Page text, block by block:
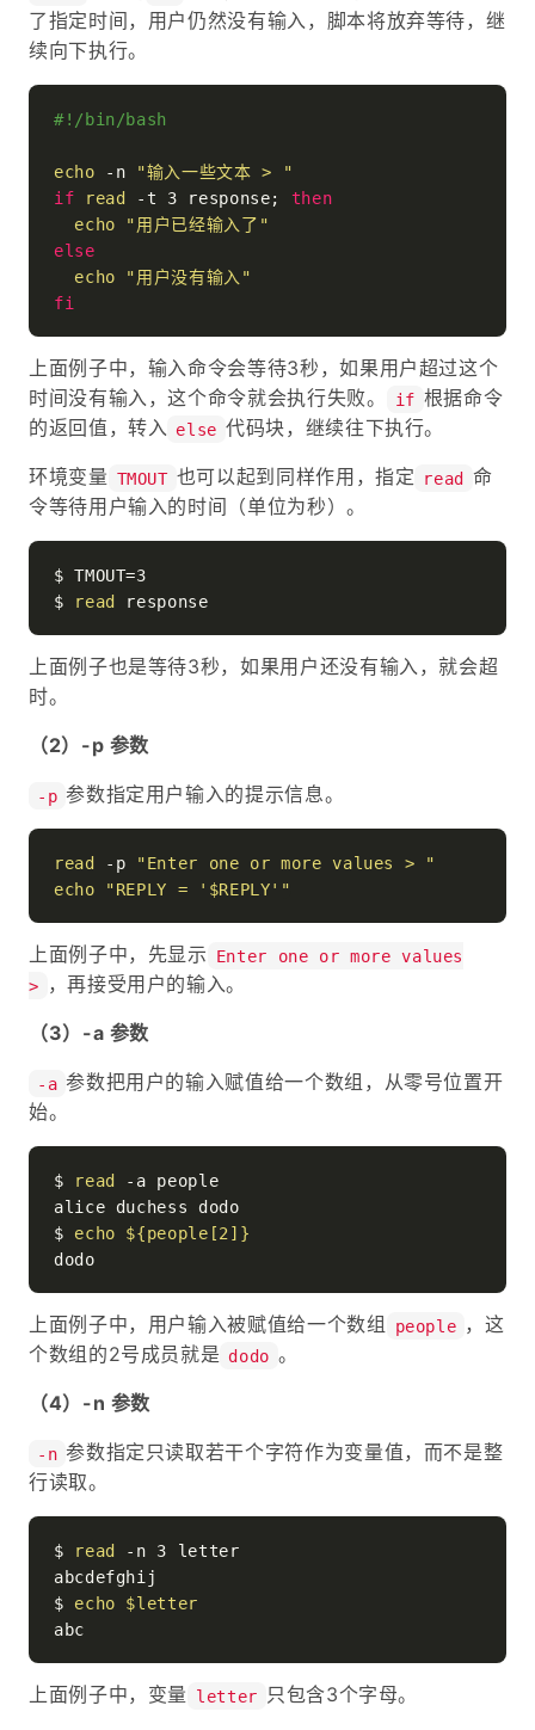
了指定时间，用户仍然没有输入，脚本将放弃等待，继
续向下执行。
#!/bin/bash
echo -n
"输入一些文本 > "
if
read -t 3 response; then
echo
"用户已经输入了"
else
echo
"用户没有输入"
fi
上面例子中，输入命令会等待3秒，如果用户超过这个
时间没有输入，这个命令就会执行失败。
if 根据命令
的返回值，转入 else 代码块，继续往下执行。
环境变量 TMOUT 也可以起到同样作用，指定 read 命
令等待用户输入的时间（单位为秒）。
$ TMOUT=3
$
read
上面例子也是等待3秒，如果用户还没有输入，就会超
时。
（2）-p 参数
-p 参数指定用户输入的提示信息。
read -p
"Enter one or more values > "
echo
"REPLY = ' $REPLY'"
上面例子中，先显示
Enter one or more values
>
，再接受用户的输入。
（3）-a 参数
-a 参数把用户的输入赋值给一个数组，从零号位置开
始。
$ read -a people
alice duchess dodo
$ echo
${people[2]}
上面例子中，用户输入被赋值给一个数组 people ，这
个数组的2号成员就是 dodo 。
（4）-n 参数
-n 参数指定只读取若干个字符作为变量值，而不是整
行读取。
$ read -n 3 letter
abcdefghij
$ echo
$letter
上面例子中，变量 letter 只包含3个字母。